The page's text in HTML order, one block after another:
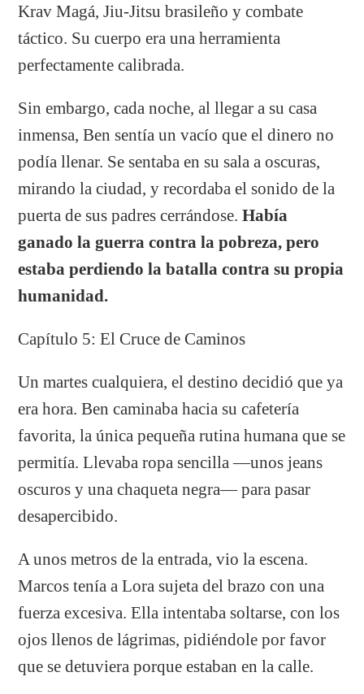
Krav Magá, Jiu-Jitsu brasileño y combate
táctico. Su cuerpo era una herramienta
perfectamente calibrada.
Sin embargo, cada noche, al llegar a su casa
inmensa, Ben sentía un vacío que el dinero no
podía llenar. Se sentaba en su sala a oscuras,
mirando la ciudad, y recordaba el sonido de la
puerta de sus padres cerrándose.Había
ganado la guerra contra la pobreza, pero
estaba perdiendo la batalla contra su propia
humanidad.
Capítulo 5: El Cruce de Caminos
Un martes cualquiera, el destino decidió que ya
era hora. Ben caminaba hacia su cafetería
favorita, la única pequeña rutina humana que se
permitía. Llevaba ropa sencilla —unos jeans
oscuros y una chaqueta negra— para pasar
desapercibido.
A unos metros de la entrada, vio la escena.
Marcos tenía a Lora sujeta del brazo con una
fuerza excesiva. Ella intentaba soltarse, con los
ojos llenos de lágrimas, pidiéndole por favor
que se detuviera porque estaban en la calle.